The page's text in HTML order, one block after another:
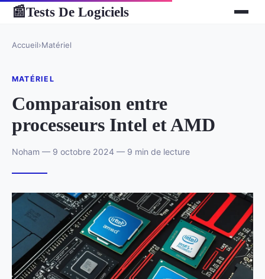
📰Tests De Logiciels
Accueil›Matériel
MATÉRIEL
Comparaison entre
processeurs Intel et AMD
Noham — 9 octobre 2024 — 9 min de lecture